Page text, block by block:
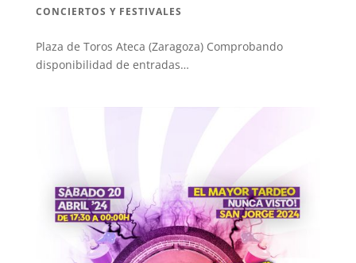
CONCIERTOS Y FESTIVALES
Plaza de Toros Ateca (Zaragoza) Comprobando
disponibilidad de entradas…